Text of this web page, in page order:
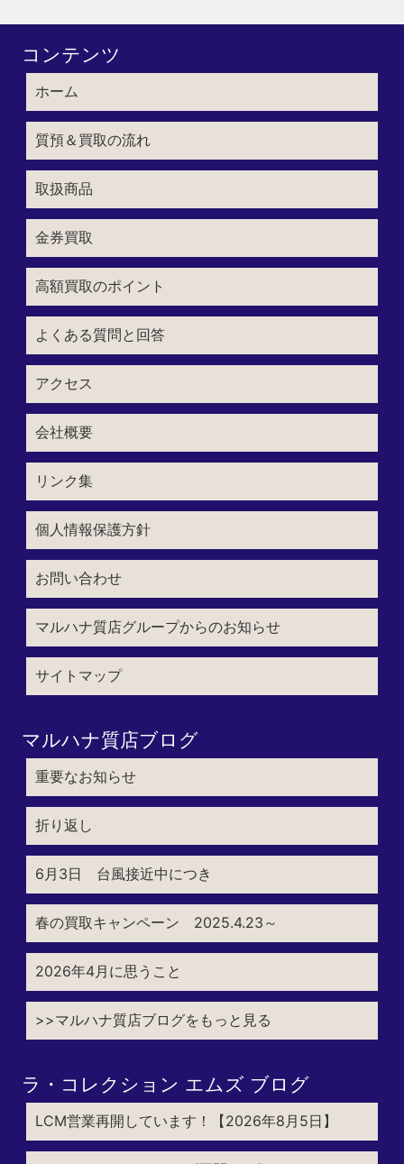
コンテンツ
ホーム
質預＆買取の流れ
取扱商品
金券買取
高額買取のポイント
よくある質問と回答
アクセス
会社概要
リンク集
個人情報保護方針
お問い合わせ
マルハナ質店グループからのお知らせ
サイトマップ
マルハナ質店ブログ
重要なお知らせ
折り返し
6月3日 台風接近中につき
春の買取キャンペーン 2025.4.23～
2026年4月に思うこと
>>マルハナ質店ブログをもっと見る
ラ・コレクション エムズ ブログ
LCM営業再開しています！【2026年8月5日】